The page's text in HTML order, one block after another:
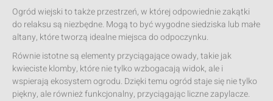
Ogród wiejski to także przestrzeń, w której odpowiednie zakątki
do relaksu są niezbędne. Mogą to być wygodne siedziska lub małe
altany, które tworzą idealne miejsca do odpoczynku.
Równie istotne są elementy przyciągające owady, takie jak
kwieciste klomby, które nie tylko wzbogacają widok, ale i
wspierają ekosystem ogrodu. Dzięki temu ogród staje się nie tylko
piękny, ale również funkcjonalny, przyciągając liczne zapylacze.